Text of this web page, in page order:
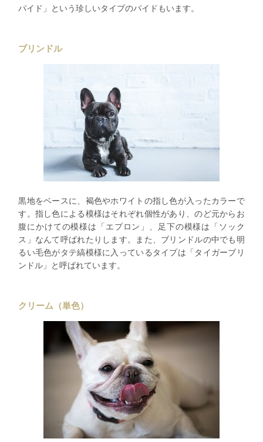
パイド」という珍しいタイプのパイドもいます。
ブリンドル
黒地をベースに、褐色やホワイトの指し色が入ったカラーで
す。指し色による模様はそれぞれ個性があり、のど元からお
腹にかけての模様は「エプロン」、足下の模様は「ソック
ス」なんて呼ばれたりします。また、ブリンドルの中でも明
るい毛色がタテ縞模様に入っているタイプは「タイガーブリ
ンドル」と呼ばれています。
クリーム（単色）